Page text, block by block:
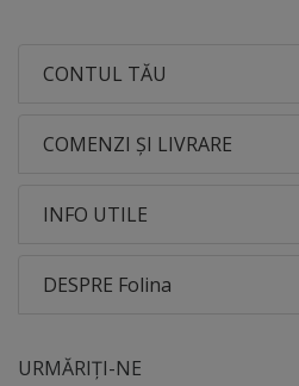
CONTUL TĂU
COMENZI ȘI LIVRARE
INFO UTILE
DESPRE Folina
URMĂRIȚI-NE